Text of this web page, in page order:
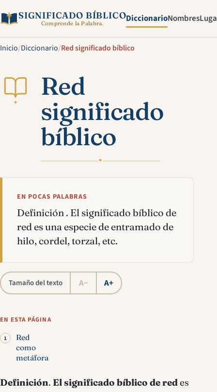
SIGNIFICADO BÍBLICO
Comprende la Palabra. DiccionarioNombres
Inicio/Diccionario/Red significado bíblico
✦
Red
significado
bíblico
✦
EN POCAS PALABRAS
Definición . El significado bíblico de
red es una especie de entramado de
hilo, cordel, torzal, etc.
Tamaño del texto A− A+
EN ESTA PÁGINA
Red
como
metáfora
Definición. Elsignificado bíblico de redes